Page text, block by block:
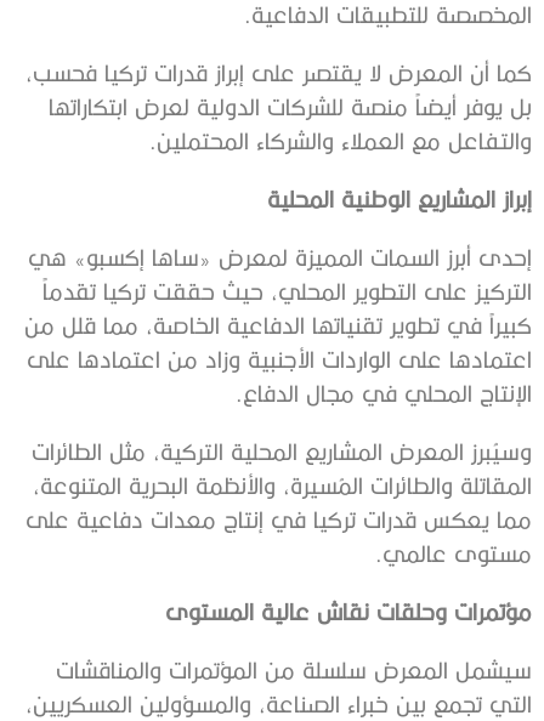
المخصصة للتطبيقات الدفاعية.
كما أن المعرض لا يقتصر على إبراز قدرات تركيا فحسب،
بل يوفر أيضاً منصة للشركات الدولية لعرض ابتكاراتها
والتفاعل مع العملاء والشركاء المحتملين.
إبراز المشاريع الوطنية المحلية
إحدى أبرز السمات المميزة لمعرض «ساها إكسبو» هي
التركيز على التطوير المحلي، حيث حققت تركيا تقدماً
كبيراً في تطوير تقنياتها الدفاعية الخاصة، مما قلل من
اعتمادها على الواردات الأجنبية وزاد من اعتمادها على
الإنتاج المحلي في مجال الدفاع.
وسيُبرز المعرض المشاريع المحلية التركية، مثل الطائرات
المقاتلة والطائرات المُسيرة، والأنظمة البحرية المتنوعة،
مما يعكس قدرات تركيا في إنتاج معدات دفاعية على
مستوى عالمي.
مؤتمرات وحلقات نقاش عالية المستوى
سيشمل المعرض سلسلة من المؤتمرات والمناقشات
التي تجمع بين خبراء الصناعة، والمسؤولين العسكريين،